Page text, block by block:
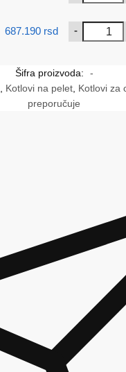
687.190 rsd -
Šifra proizvoda:
-
Kotlovi na pelet Kotlovi za
preporučuje